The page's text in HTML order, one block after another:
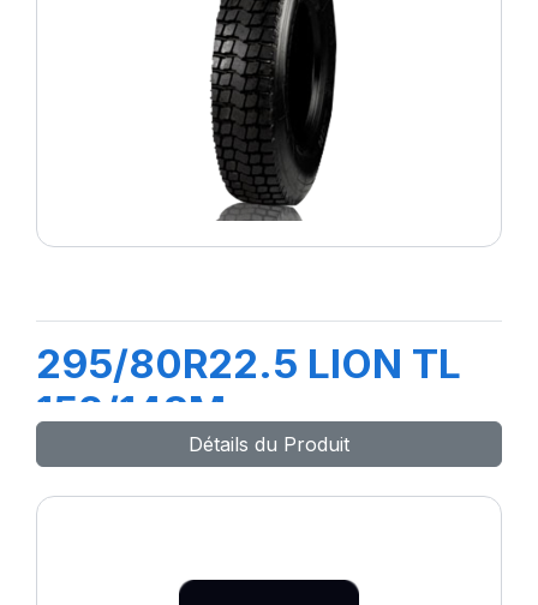
295/80R22.5 LION TL
152/148M
Détails du Produit